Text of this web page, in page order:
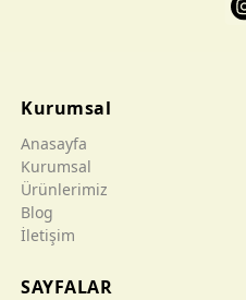
Kurumsal
Anasayfa
Kurumsal
Ürünlerimiz
Blog
İletişim
SAYFALAR